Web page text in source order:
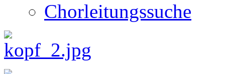
Chorleitungssuche